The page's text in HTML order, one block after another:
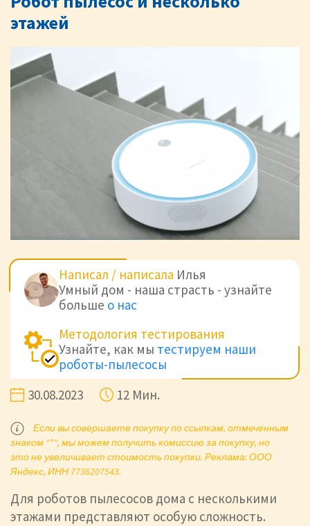
этажей
Написал / написала Илья
Умный дом - наша страсть - узнайте
больше о нас
Методология тестирования
Узнайте, как мы тестируем наши
роботы-пылесосы
30.08.2023
12 Мин.
Если вы совершаете покупку по ссылкам, отмеченным
знаком "*", мы можем получить комиссию за покупку, но
это не увеличивает стоимость покупки. Реклама: ООО
Яндекс, ИНН 7736207543.
Для роботов пылесосов дома с несколькими
этажами представляют особую сложность.